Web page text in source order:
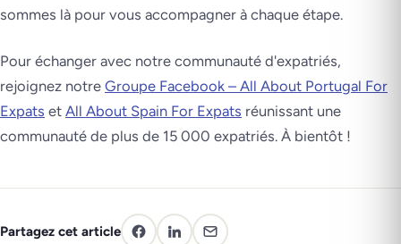
sommes là pour vous accompagner à chaque étape.
Pour échanger avec notre communauté d'expatriés,
rejoignez notre Groupe Facebook – All About Portugal For
Expats et All About Spain For Expats réunissant une
communauté de plus de 15 000 expatriés. À bientôt !
Partagez cet article